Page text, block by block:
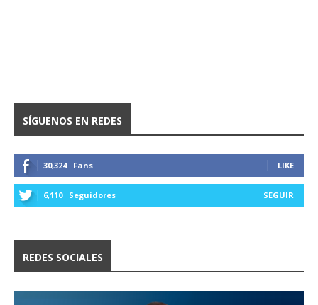
SÍGUENOS EN REDES
30,324 Fans LIKE
6,110 Seguidores SEGUIR
REDES SOCIALES